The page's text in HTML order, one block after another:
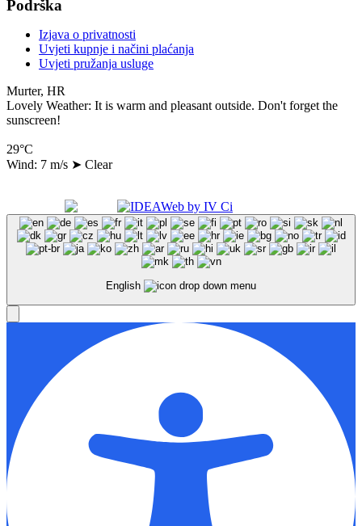
Podrška
Izjava o privatnosti
Uvjeti kupnje i načini plaćanja
Uvjeti pružanja usluge
Murter, HR
Lovely Weather: It is warm and pleasant outside. Don't forget the
sunscreen!
29°C
Wind: 7 m/s ➤ Clear
English